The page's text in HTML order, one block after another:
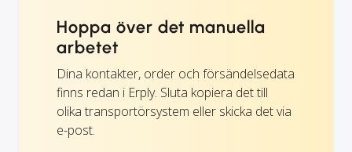
Hoppa över det manuella
arbetet
Dina kontakter, order och försändelsedata
finns redan i Erply. Sluta kopiera det till
olika transportörsystem eller skicka det via
e-post.